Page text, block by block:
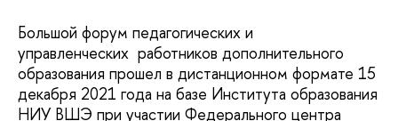
Большой форум педагогических и
управленческих работников дополнительного
образования прошел в дистанционном формате 15
декабря 2021 года на базе Института образования
НИУ ВШЭ при участии Федерального центра